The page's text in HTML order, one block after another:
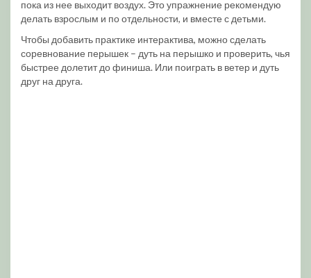
пока из нее выходит воздух. Это упражнение рекомендую
делать взрослым и по отдельности, и вместе с детьми.
Чтобы добавить практике интерактива, можно сделать
соревнование перышек – дуть на перышко и проверить, чья
быстрее долетит до финиша. Или поиграть в ветер и дуть
друг на друга.